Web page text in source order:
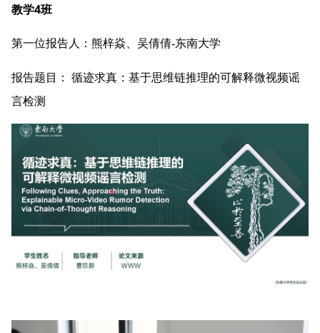
教学4班
第一位报告人：熊梓焱、吴倩倩-东南大学
报告题目： 循迹求真：基于思维链推理的可解释微视频谣
言检测